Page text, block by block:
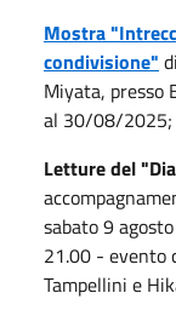
Mostra
condivisione"
Miyata, presso
al 30/08/2025;
Letture del
sabato 9
21.00 - evento
Tampellini e